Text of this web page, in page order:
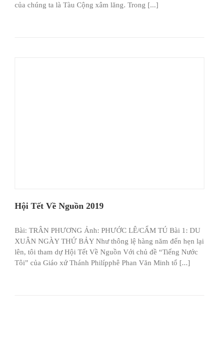
của chúng ta là Tàu Cộng xâm lăng. Trong [...]
Hội Tết Về Nguồn 2019
Bài: TRÂN PHƯƠNG Ảnh: PHƯỚC LÊ/CẨM TÚ Bài 1: DU
XUÂN NGÀY THỨ BẢY Như thông lệ hàng năm đến hẹn lại
lên, tôi tham dự Hội Tết Về Nguồn Với chủ đề “Tiếng Nước
Tôi” của Giáo xứ Thánh Philípphê Phan Văn Minh tổ [...]